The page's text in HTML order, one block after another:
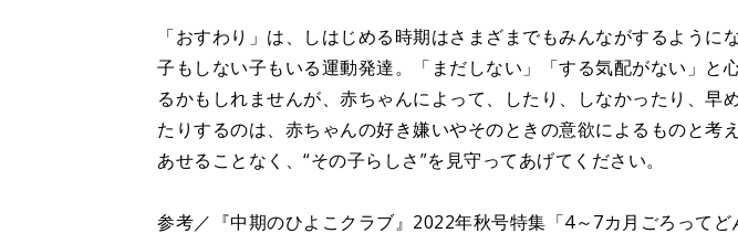
「おすわり」は、しはじめる時期はさまざまでもみんながするように
子もしない子もいる運動発達。「まだしない」「する気配がない」と
るかもしれませんが、赤ちゃんによって、したり、しなかったり、早
たりするのは、赤ちゃんの好き嫌いやそのときの意欲によるものと考
あせることなく、“その子らしさ”を見守ってあげてください。
参考／『中期のひよこクラブ』2022年秋号特集「4～7カ月ごろって